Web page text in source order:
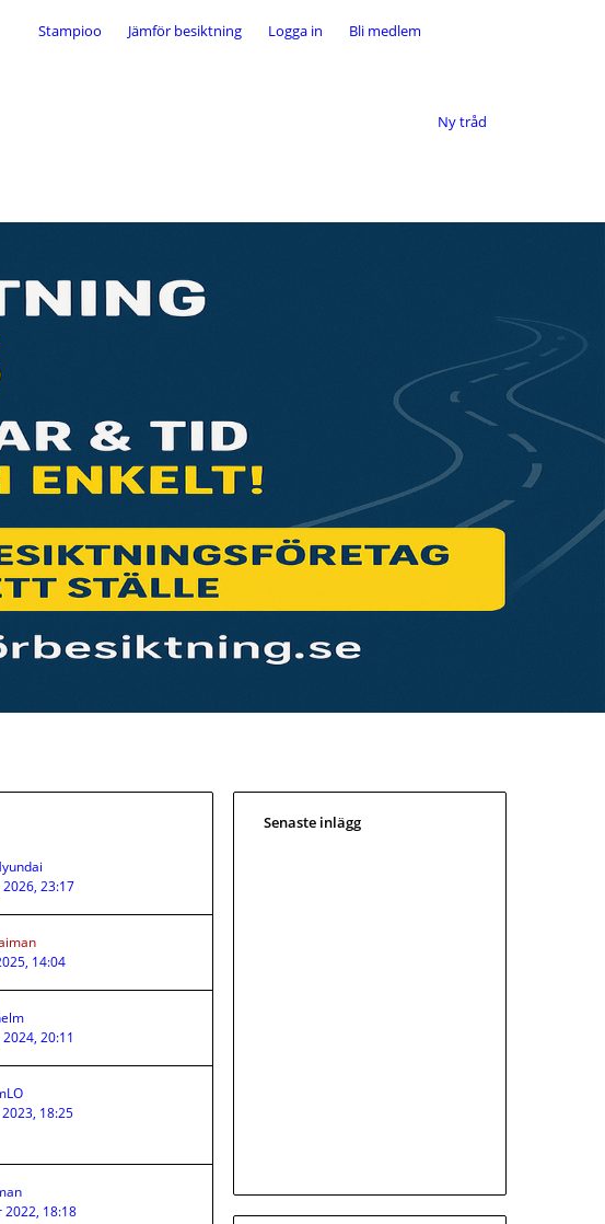
Stampioo Jämför besiktning Logga in Bli medlem
Ny tråd
23:17
14:04
20:11
18:25
2022, 18:18
Senaste inlägg